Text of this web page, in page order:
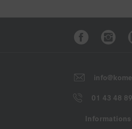
01 43 48
Informations